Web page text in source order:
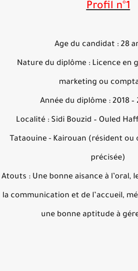
Profil n°1
Age du candidat : 28
Nature du diplôme : Licence
marketing ou
Année du diplôme : 2018
Localité : Sidi Bouzid – Ouled
Tataouine - Kairouan (résident
précisée)
Atouts : Une bonne aisance à
la communication et de l’accueil,
une bonne aptitude à